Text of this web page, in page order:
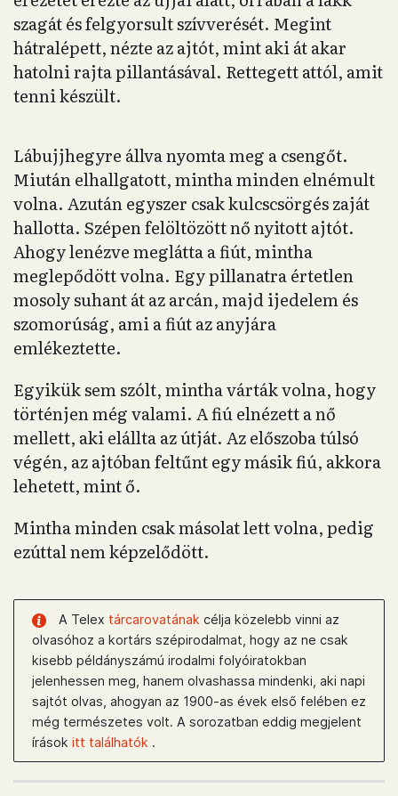
szagát és felgyorsult szívverését. Megint
hátralépett, nézte az ajtót, mint aki át akar
hatolni rajta pillantásával. Rettegett attól, amit
tenni készült.
Lábujjhegyre állva nyomta meg a csengőt.
Miután elhallgatott, mintha minden elnémult
volna. Azután egyszer csak kulcscsörgés zaját
hallotta. Szépen felöltözött nő nyitott ajtót.
Ahogy lenézve meglátta a fiút, mintha
meglepődött volna. Egy pillanatra értetlen
mosoly suhant át az arcán, majd ijedelem és
szomorúság, ami a fiút az anyjára
emlékeztette.
Egyikük sem szólt, mintha várták volna, hogy
történjen még valami. A fiú elnézett a nő
mellett, aki elállta az útját. Az előszoba túlsó
végén, az ajtóban feltűnt egy másik fiú, akkora
lehetett, mint ő.
Mintha minden csak másolat lett volna, pedig
ezúttal nem képzelődött.
A Telex tárcarovatának célja közelebb vinni az
olvasóhoz a kortárs szépirodalmat, hogy az ne csak
kisebb példányszámú irodalmi folyóiratokban
jelenhessen meg, hanem olvashassa mindenki, aki napi
sajtót olvas, ahogyan az 1900-as évek első felében ez
még természetes volt. A sorozatban eddig megjelent
írások itt találhatók .